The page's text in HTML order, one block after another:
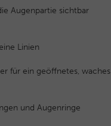
Augenpartie sichtbar
Linien
für ein geöffnetes, waches
und Augenringe